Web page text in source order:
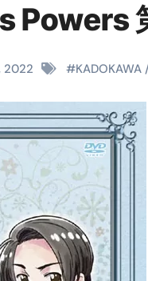
営業風景】週末ビリビ
い！【３つ星】ベスト
】マリナと過ごしたイ
の仕事【帰国前最後の
| Awesome things
イタリア行きの飛行機
Powers
2022 #